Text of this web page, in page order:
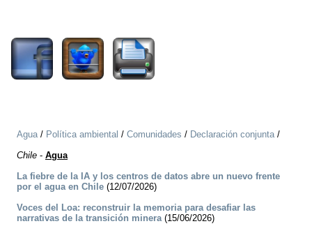
Agua/ Política ambiental / Comunidades / Declaración conjunta/
Chile - Agua
La fiebre de la IA y los centros de datos abre un nuevo frente
por el agua en Chile (12/07/2026)
Voces del Loa: reconstruir la memoria para desafiar las
narrativas de la transición minera(15/06/2026)